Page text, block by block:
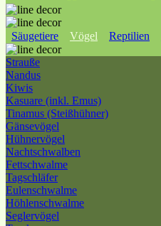
Säugetiere Vögel Reptilien
Strauße
Nandus
Kiwis
Kasuare (inkl. Emus)
Tinamus (Steißhühner)
Gänsevögel
Hühnervögel
Nachtschwalben
Fettschwalme
Tagschläfer
Eulenschwalme
Höhlenschwalme
Seglervögel